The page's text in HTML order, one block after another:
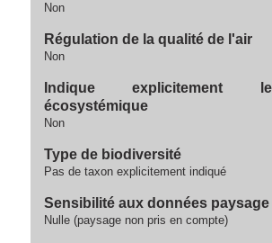
Non
Régulation de la qualité de l'air
Non
Indique explicitement
écosystémique
Non
Type de biodiversité
Pas de taxon explicitement indiqué
Sensibilité aux données paysage
Nulle (paysage non pris en compte)